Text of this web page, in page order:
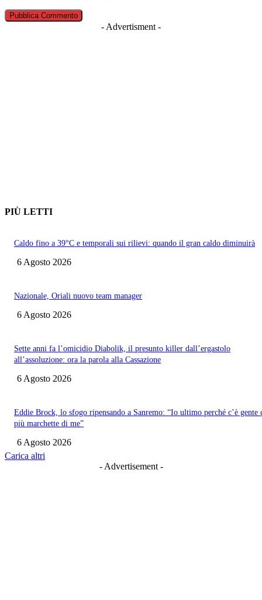
- Advertisment -
PIÙ LETTI
Caldo fino a 39°C e temporali sui rilievi: quando il gran caldo diminuirà
6 Agosto 2026
Nazionale, Oriali nuovo team manager
6 Agosto 2026
Sette anni fa l’omicidio Diabolik, il presunto killer dall’ergastolo
all’assoluzione: ora la parola alla Cassazione
6 Agosto 2026
Eddie Brock, lo sfogo ripensando a Sanremo: “Io ultimo perché c’è gente
più marchette di me”
6 Agosto 2026
Carica altri
- Advertisement -